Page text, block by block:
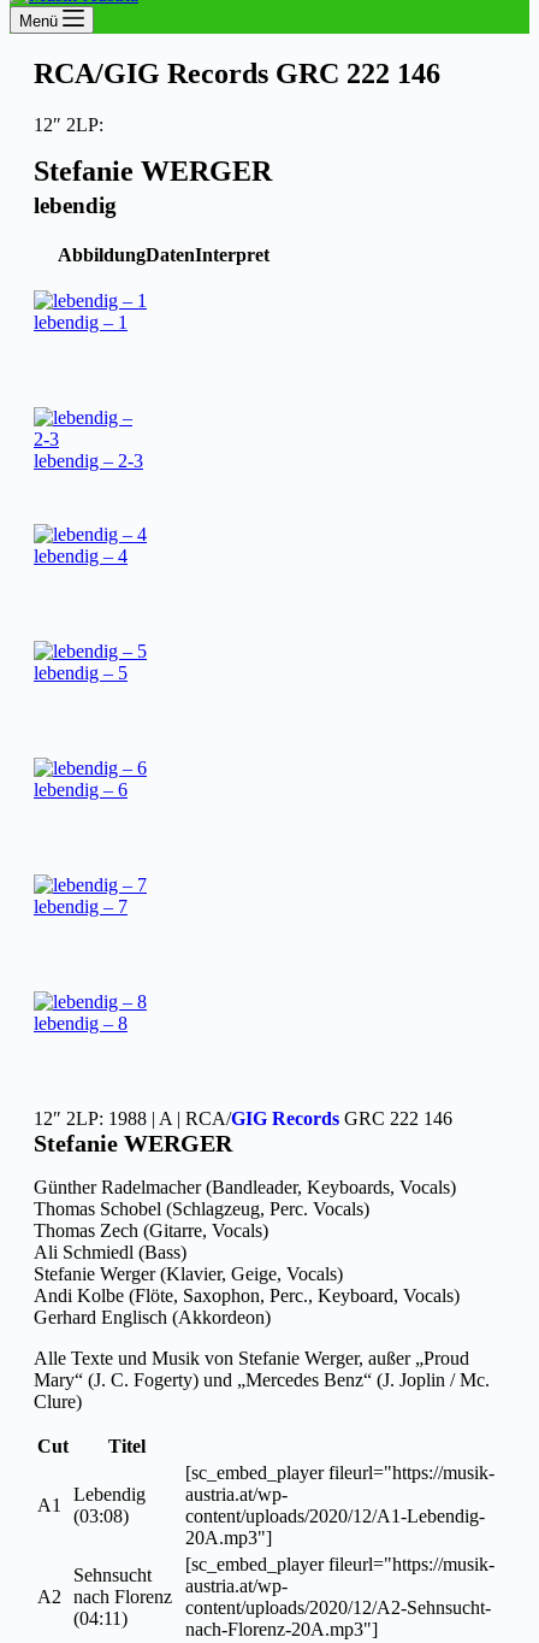
Menü
RCA/GIG Records GRC 222 146
12″ 2LP:
Stefanie WERGER
lebendig
AbbildungDatenInterpret
lebendig – 1
lebendig – 2-3
lebendig – 4
lebendig – 5
lebendig – 6
lebendig – 7
lebendig – 8
12″ 2LP: 1988 | A | RCA/GIG Records GRC 222 146
Stefanie WERGER
Günther Radelmacher (Bandleader, Keyboards, Vocals)
Thomas Schobel (Schlagzeug, Perc. Vocals)
Thomas Zech (Gitarre, Vocals)
Ali Schmiedl (Bass)
Stefanie Werger (Klavier, Geige, Vocals)
Andi Kolbe (Flöte, Saxophon, Perc., Keyboard, Vocals)
Gerhard Englisch (Akkordeon)
Alle Texte und Musik von Stefanie Werger, außer „Proud
Mary“ (J. C. Fogerty) und „Mercedes Benz“ (J. Joplin / Mc.
Clure)
Cut Titel
A1
Lebendig
(03:08)
[sc_embed_player fileurl="https://musik-
austria.at/wp-
content/uploads/2020/12/A1-Lebendig-
20A.mp3"]
A2
Sehnsucht
nach Florenz
(04:11)
[sc_embed_player fileurl="https://musik-
austria.at/wp-
content/uploads/2020/12/A2-Sehnsucht-
nach-Florenz-20A.mp3"]